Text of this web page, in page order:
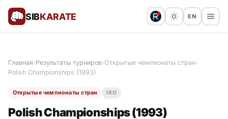
SIBKARATE EN
Все статьи
Главная›Результаты турниров›Открытые чемпионаты стран›
Polish Championships (1993)
Открытые чемпионаты стран IKO
Polish Championships (1993)